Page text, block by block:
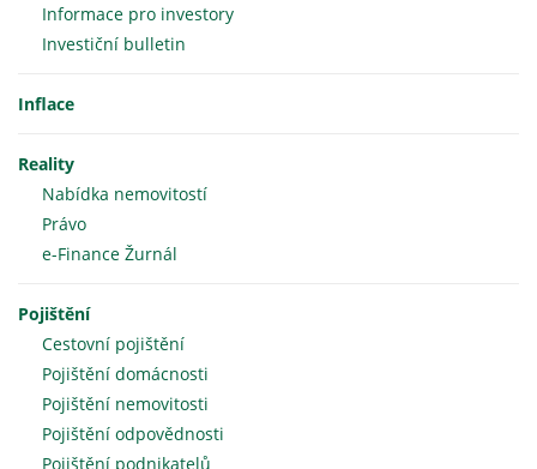
Informace pro investory
Investiční bulletin
Inflace
Reality
Nabídka nemovitostí
Právo
e-Finance Žurnál
Pojištění
Cestovní pojištění
Pojištění domácnosti
Pojištění nemovitosti
Pojištění odpovědnosti
Pojištění podnikatelů